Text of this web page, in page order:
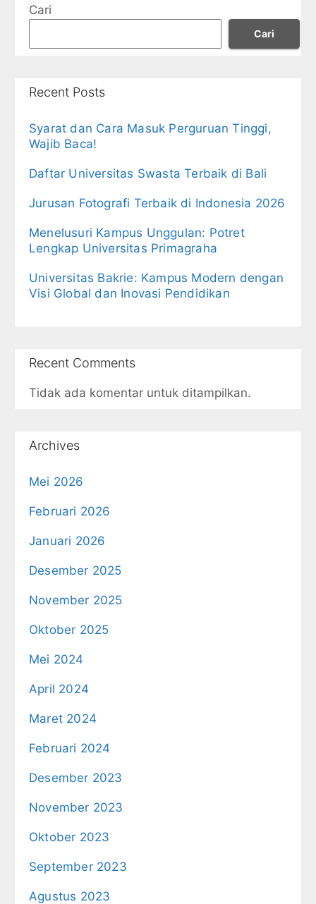
Cari
Cari
Recent Posts
Syarat dan Cara Masuk Perguruan Tinggi,
Wajib Baca!
Daftar Universitas Swasta Terbaik di Bali
Jurusan Fotografi Terbaik di Indonesia 2026
Menelusuri Kampus Unggulan: Potret
Lengkap Universitas Primagraha
Universitas Bakrie: Kampus Modern dengan
Visi Global dan Inovasi Pendidikan
Recent Comments
Tidak ada komentar untuk ditampilkan.
Archives
Mei 2026
Februari 2026
Januari 2026
Desember 2025
November 2025
Oktober 2025
Mei 2024
April 2024
Maret 2024
Februari 2024
Desember 2023
November 2023
Oktober 2023
September 2023
Agustus 2023